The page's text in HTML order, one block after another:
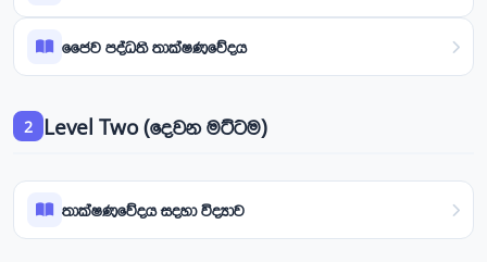
ජෛව පද්ධති තාක්ෂණවේදය
2 Level Two (දෙවන මට්ටම)
තාක්ෂණවේදය සදහා විද්‍යාව